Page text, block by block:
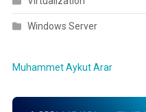
Windows Server
Muhammet Aykut Arar